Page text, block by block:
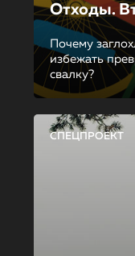
Отходы.
Почему
избежать
свалку?
СПЕЦПРОЕКТ